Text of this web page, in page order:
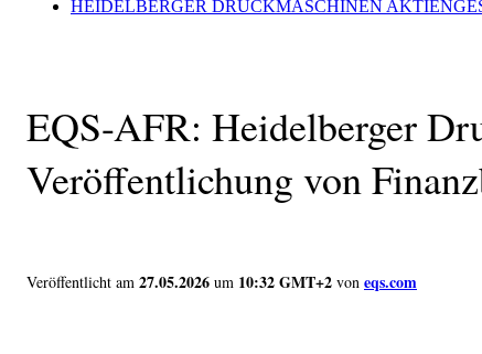
HEIDELBERGER DRUCKMASCHINEN
EQS-AFR: Heidelberger
Veröffentlichung von
Veröffentlicht am 27.05.2026 um 10:32 GMT+2 von eqs.com